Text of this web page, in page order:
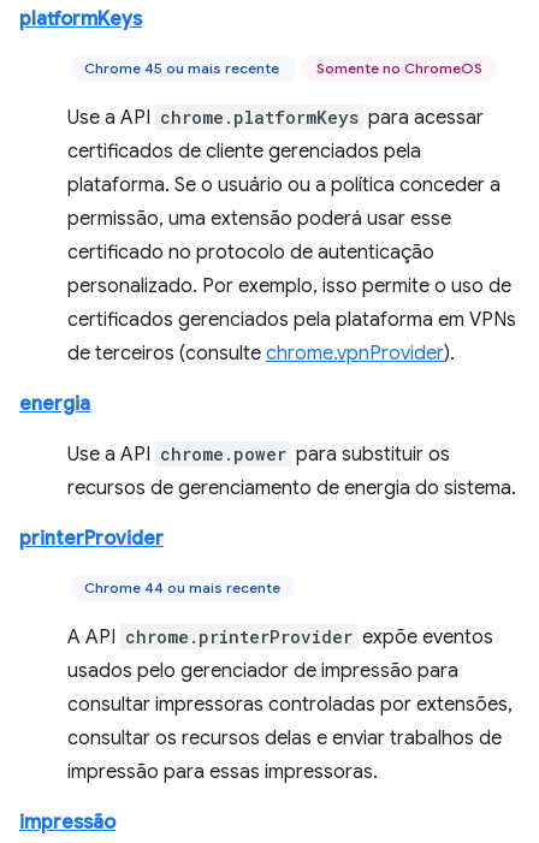
platformKeys
Chrome 45 ou mais recente Somente no ChromeOS
Use a API chrome.platformKeys para acessar
certificados de cliente gerenciados pela
plataforma. Se o usuário ou a política conceder a
permissão, uma extensão poderá usar esse
certificado no protocolo de autenticação
personalizado. Por exemplo, isso permite o uso de
certificados gerenciados pela plataforma em VPNs
de terceiros (consulte chrome.vpnProvider).
energia
Use a API chrome.power para substituir os
recursos de gerenciamento de energia do sistema.
printerProvider
Chrome 44 ou mais recente
A API chrome.printerProvider expõe eventos
usados pelo gerenciador de impressão para
consultar impressoras controladas por extensões,
consultar os recursos delas e enviar trabalhos de
impressão para essas impressoras.
impressão